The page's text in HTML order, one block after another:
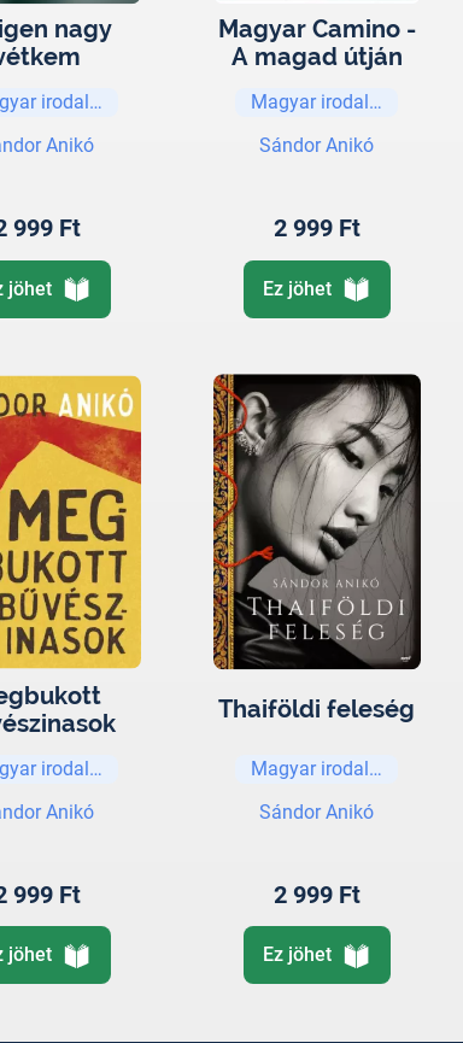
nagy
irodalom
Anikó
999 Ft
jöhet
Magyar Camino -
A magad útján
Magyar irodalom
Sándor Anikó
2 999 Ft
Ez jöhet
irodalom
Anikó
999 Ft
jöhet
Thaiföldi feleség
Magyar irodalom
Sándor Anikó
2 999 Ft
Ez jöhet